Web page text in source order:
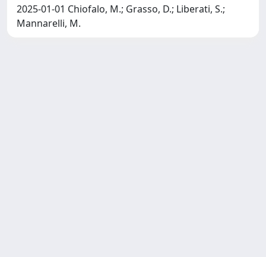
2025-01-01 Chiofalo, M.; Grasso, D.; Liberati, S.;
Mannarelli, M.